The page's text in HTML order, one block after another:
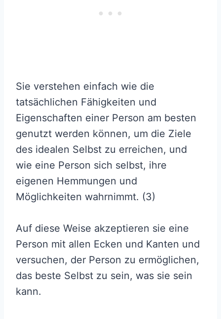
Sie verstehen einfach wie die
tatsächlichen Fähigkeiten und
Eigenschaften einer Person am besten
genutzt werden können, um die Ziele
des idealen Selbst zu erreichen, und
wie eine Person sich selbst, ihre
eigenen Hemmungen und
Möglichkeiten wahrnimmt. (3)
Auf diese Weise akzeptieren sie eine
Person mit allen Ecken und Kanten und
versuchen, der Person zu ermöglichen,
das beste Selbst zu sein, was sie sein
kann.